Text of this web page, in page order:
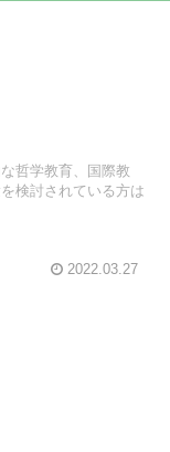
哲学教育、国際教
検討されている方は
2022.03.27